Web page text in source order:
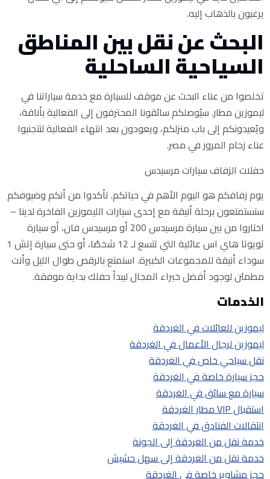
يرغبون بالذهاب إليه.
البحث عن نقل بين المناطق
السياحية الساحلية
تخلصوا من عناء البحث عن موقف للسيارة مع خدمة سياراتنا في
ليموزين مطار. سيُوصلكم سائقونا المحترفون إلى الفعالية بأناقة،
ويُعيدونكم إلى باب منزلكم، ويعودون بعد انتهاء الفعالية لتتجنبوا
عناء زحام المرور في مصر.
حفلات الزفاف سيارات مرسيدس
يوم زفافكم هو اليوم الأهم في حياتكم. تأكدوا من أنكم وضيوفكم
ستستمتعون برحلة أنيقة مع إحدى سيارات الليموزين الفاخرة لدينا –
اختاروا من بين سيارة مرسيدس 200 أو مرسيدس فان، أو سيارة
تويوتا هاي اس عائلية التي تتسع لـ 12 شخصًا، أو حتى سيارة إتش 1
سوداء أنيقة للمجموعات الكبيرة. استمتع بالرقص طوال الليل وأنت
مطمئن لوجود أفضل خبراء المجال ليبدأ حفلك بداية موفقة.
الخدمات
ليموزين للعائلات في الغردقة
ليموزين لرجال الأعمال في الغردقة
نقل سياحي خاص في الغردقة
حجز سيارة خاصة في الغردقة
سيارة مع سائق في الغردقة
استقبال VIP مطار الغردقة
انتقالات الفنادق في الغردقة
خدمة نقل من الغردقة إلى الجونة
خدمة نقل من الغردقة إلى سهل حشيش
حجز مشاوير خاصة في الغردقة